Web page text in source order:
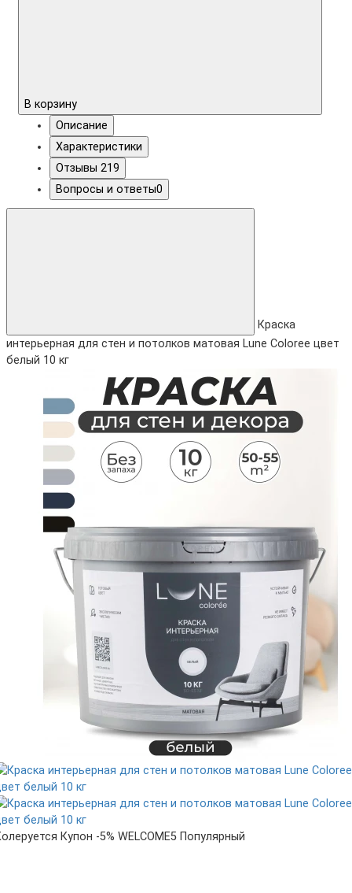
В корзину
Описание
Характеристики
Отзывы 219
Вопросы и ответы0
Краска
интерьерная для стен и потолков матовая Lune Coloree цвет
белый 10 кг
Купон -5% WELCOME5 Популярный